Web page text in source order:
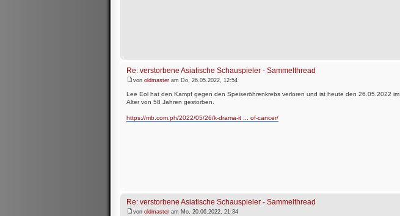
Re: verstorbene Asiatische Schauspieler - Sammelthread
von oldmaster am Do, 26.05.2022, 12:54
Lee Eol hat den Kampf gegen den Speiseröhrenkrebs verloren und ist heute den 26.05.2022 im
Alter von 58 Jahren gestorben.
https://mb.com.ph/2022/05/26/k-drama-it ... of-cancer/
Re: verstorbene Asiatische Schauspieler - Sammelthread
von oldmaster am Mo, 20.06.2022, 21:34